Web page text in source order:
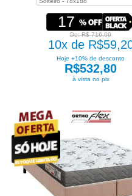
17
De: R$ 716,00
10x de
Hoje +10% de desconto
R$532,80
à vista no pix